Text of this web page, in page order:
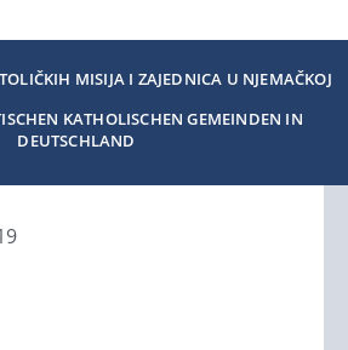
MISIJA I ZAJEDNICA U NJEMAČKOJ
KATHOLISCHEN GEMEINDEN IN
DEUTSCHLAND